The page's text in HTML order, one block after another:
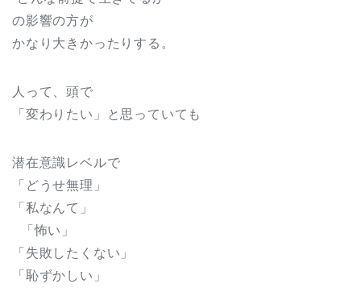
の影響の方が
かなり大きかったりする。
人って、頭で
「変わりたい」と思っていても
潜在意識レベルで
「どうせ無理」
「私なんて」
「怖い」
「失敗したくない」
「恥ずかしい」